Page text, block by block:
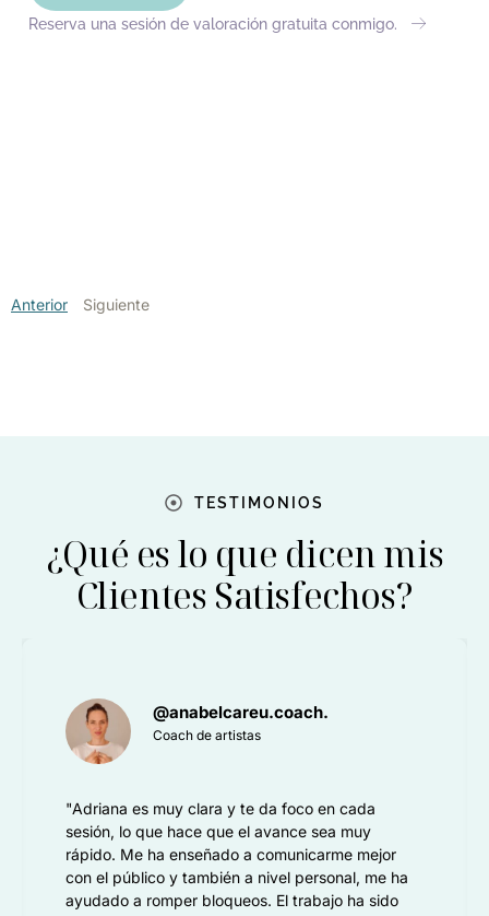
Reserva una sesión de valoración gratuita conmigo.
Anterior Siguiente
TESTIMONIOS
¿Qué es lo que dicen mis
Clientes Satisfechos?
@anabelcareu.coach.
Coach de artistas
"Adriana es muy clara y te da foco en cada
sesión, lo que hace que el avance sea muy
rápido. Me ha enseñado a comunicarme mejor
con el público y también a nivel personal, me ha
ayudado a romper bloqueos. El trabajo ha sido